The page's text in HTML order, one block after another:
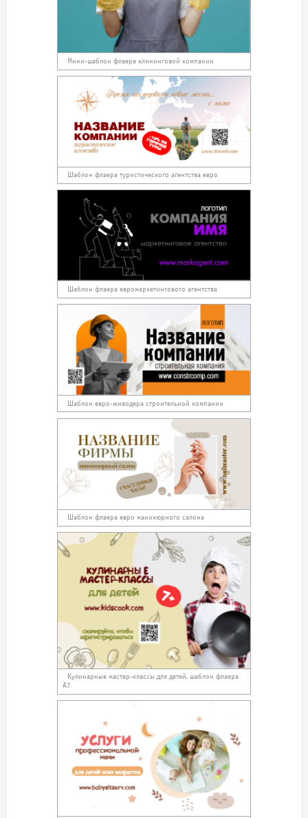
Мини-шаблон флаера клининговой компании
Шаблон флаера туристического агентства евро
Шаблон флаера евромаркетингового агентства
Шаблон евро-живодера строительной компании
Шаблон флаера евро маникюрного салона
Кулинарные мастер-классы для детей, шаблон флаера
А7